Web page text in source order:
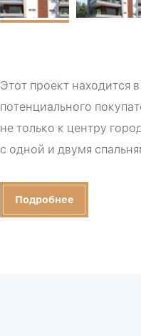
Этот проект находится
потенциального
не только к центру
с одной и двумя
Подробнее